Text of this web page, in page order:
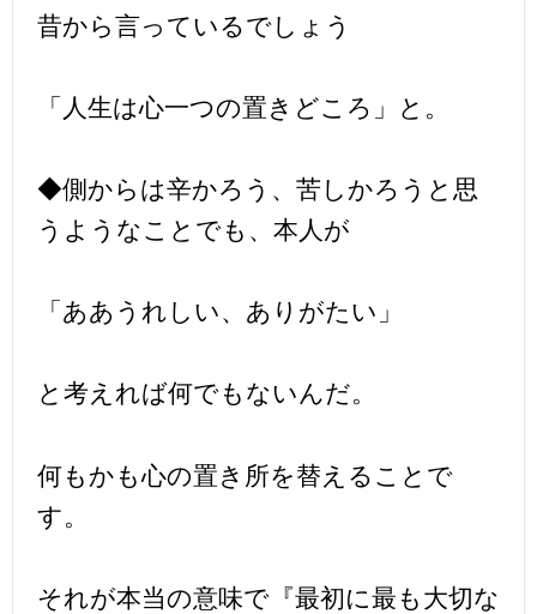
昔から言っているでしょう
「人生は心一つの置きどころ」と。
◆側からは辛かろう、苦しかろうと思
うようなことでも、本人が
「ああうれしい、ありがたい」
と考えれば何でもないんだ。
何もかも心の置き所を替えることで
す。
それが本当の意味で『最初に最も大切な